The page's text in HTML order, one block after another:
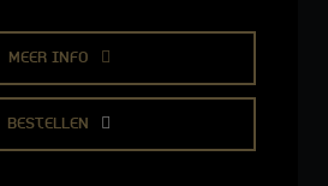
MEER INFO
BESTELLEN